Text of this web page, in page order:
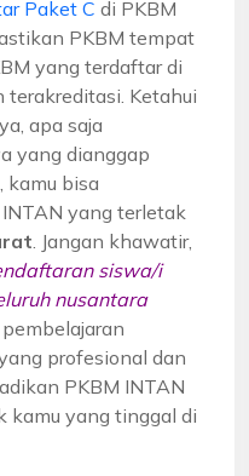
Paket C di PKBM
PKBM tempat
yang terdaftar di
Ketahui
apa saja
yang dianggap
kamu bisa
yang terletak
. Jangan khawatir,
siswa/i
nusantara
profesional dan
PKBM INTAN
kamu yang tinggal di